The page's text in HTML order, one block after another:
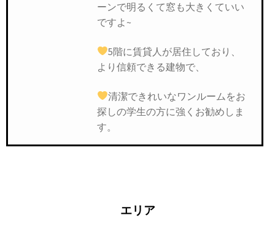
ーンで明るくて窓も大きくていい
ですよ~
5階に賃貸人が居住しており、
より信頼できる建物で、
清潔できれいなワンルームをお
探しの学生の方に強くお勧めしま
す。
エリア